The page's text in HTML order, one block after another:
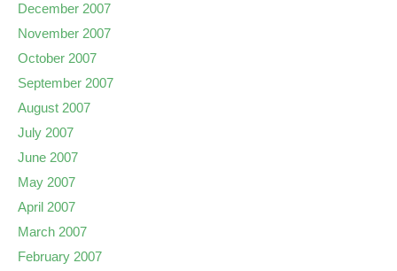
December 2007
November 2007
October 2007
September 2007
August 2007
July 2007
June 2007
May 2007
April 2007
March 2007
February 2007